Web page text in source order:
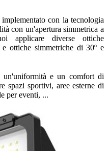
implementato con la tecnologia
con un'apertura simmetrica a
applicare diverse ottiche
ottiche simmetriche di 30º e
e un comfort di
spazi sportivi, aree esterne di
per eventi, ...